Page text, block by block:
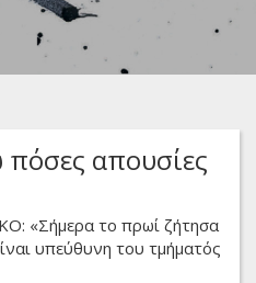
απουσίες
«Σήμερα το πρωί ζήτησα
υπεύθυνη του τμήματός